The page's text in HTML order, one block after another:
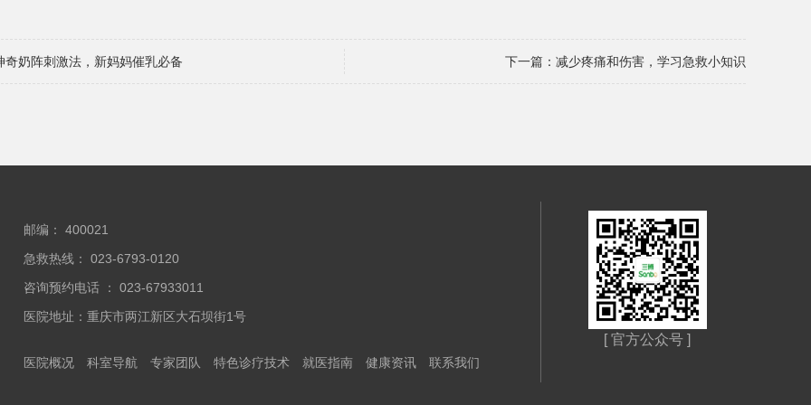
奇奶阵刺激法，新妈妈催乳必备 下一篇： 减少疼痛和伤害，学习急救小知识
邮编： 400021
急救热线： 023-6793-0120
咨询预约电话 ： 023-67933011
医院地址：重庆市两江新区大石坝街1号
医院概况 科室导航 专家团队 特色诊疗技术 就医指南 健康资讯 联系我们
[ 官方公众号 ]